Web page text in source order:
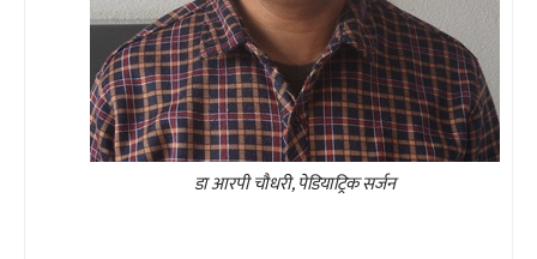
डा आरपी चौधरी, पेडियाट्रिक सर्जन